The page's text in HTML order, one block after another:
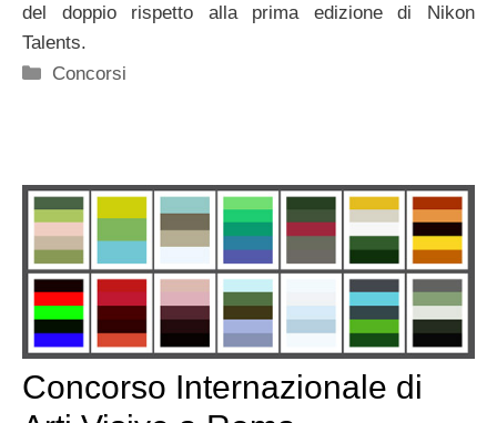
del doppio rispetto alla prima edizione di Nikon
Talents.
Categorie
Concorsi
Concorso Internazionale di